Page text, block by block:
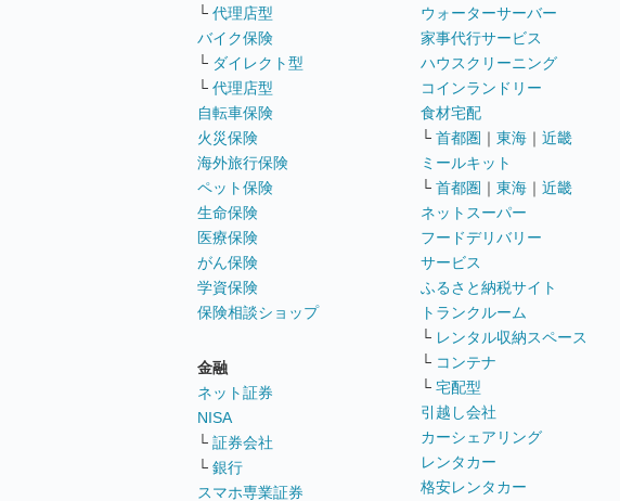
└ 代理店型
バイク保険
└ ダイレクト型
└ 代理店型
自転車保険
火災保険
海外旅行保険
ペット保険
生命保険
医療保険
がん保険
学資保険
保険相談ショップ
金融
ネット証券
NISA
└ 証券会社
└ 銀行
スマホ専業証券
ウォーターサーバー
家事代行サービス
ハウスクリーニング
コインランドリー
食材宅配
└ 首都圏 ｜ 東海 ｜ 近畿
ミールキット
└ 首都圏 ｜ 東海 ｜ 近畿
ネットスーパー
フードデリバリー
サービス
ふるさと納税サイト
トランクルーム
└ レンタル収納スペース
└ コンテナ
└ 宅配型
引越し会社
カーシェアリング
レンタカー
格安レンタカー